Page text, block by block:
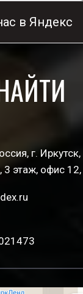
в Яндекс
, г. Иркутск,
3 этаж, офис 12,